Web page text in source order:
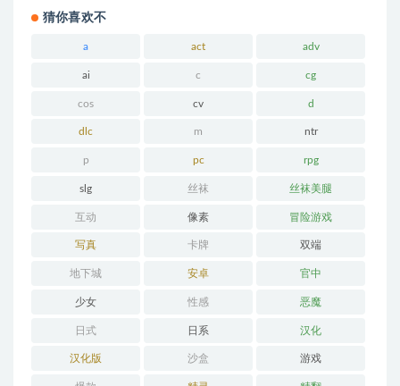
猜你喜欢不
a act adv
ai c cg
cos cv d
dlc m ntr
p pc rpg
slg 丝袜 丝袜美腿
互动 像素 冒险游戏
写真 卡牌 双端
地下城 安卓 官中
少女 性感 恶魔
日式 日系 汉化
汉化版 沙盒 游戏